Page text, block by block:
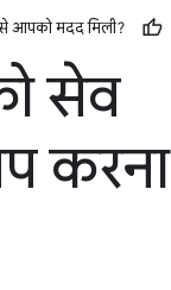
आपको मदद मिली?
सेव
करना